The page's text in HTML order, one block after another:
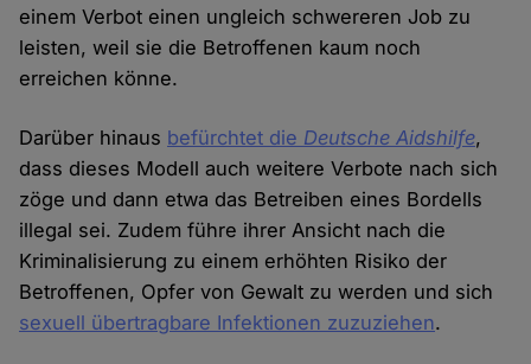
einem Verbot einen ungleich schwereren Job zu
leisten, weil sie die Betroffenen kaum noch
erreichen könne.
Darüber hinaus befürchtet die Deutsche Aidshilfe,
dass dieses Modell auch weitere Verbote nach sich
zöge und dann etwa das Betreiben eines Bordells
illegal sei. Zudem führe ihrer Ansicht nach die
Kriminalisierung zu einem erhöhten Risiko der
Betroffenen, Opfer von Gewalt zu werden und sich
sexuell übertragbare Infektionen zuzuziehen.